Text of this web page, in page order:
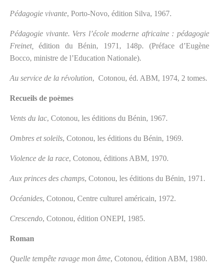
Pédagogie vivante, Porto-Novo, édition Silva, 1967.
Pédagogie vivante. Vers l’école moderne africaine : pédagogie
Freinet,édition du Bénin, 1971, 148p. (Préface d’Eugène
Bocco, ministre de l’Education Nationale).
Au service de la révolution, Cotonou, éd. ABM, 1974, 2 tomes.
Recueils de poèmes
Vents du lac, Cotonou, les éditions du Bénin, 1967.
Ombres et soleils, Cotonou, les éditions du Bénin, 1969.
Violence de la race, Cotonou, éditions ABM, 1970.
Aux princes des champs, Cotonou, les éditions du Bénin, 1971.
Océanides, Cotonou, Centre culturel américain, 1972.
Crescendo, Cotonou, édition ONEPI, 1985.
Roman
Quelle tempête ravage mon âme, Cotonou, édition ABM, 1980.